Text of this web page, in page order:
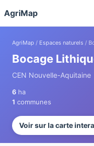
AgriMap
AgriMap / Espaces naturels /
Bocage
CEN Nouvelle-Aquitaine
6 ha
1 communes
Voir sur la carte